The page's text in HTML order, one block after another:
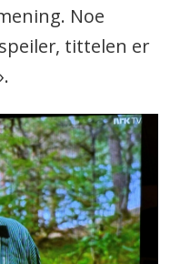
Noe
tittelen er